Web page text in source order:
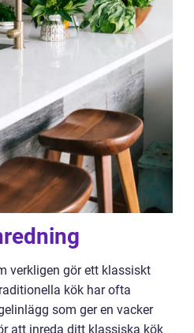
verkligen gör ett klassiskt
kök har ofta
som ger en vacker
att inreda ditt klassiska kök